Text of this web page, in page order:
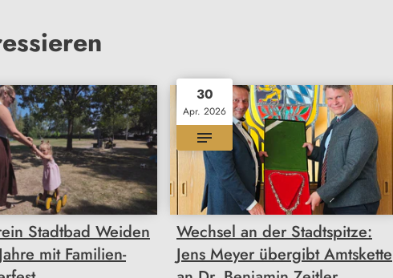
Stadtbad Weiden
mit Familien-
30
Apr. 2026
Wechsel an der Stadtspitze:
Jens Meyer übergibt Amtskette